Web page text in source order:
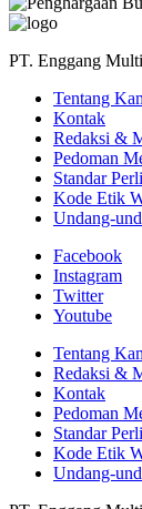
PT. Enggang
Tentang
Kontak
Redaksi &
Pedoman
Standar
Kode Etik
Undang-
Facebook
Instagram
Twitter
Youtube
Tentang
Redaksi &
Kontak
Pedoman
Standar
Kode Etik
Undang-